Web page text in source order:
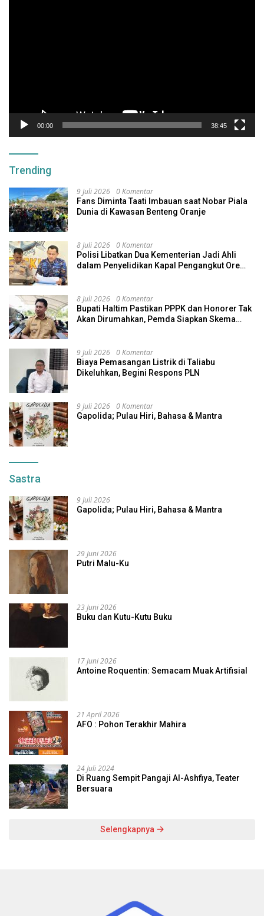
00:00 38:45
Trending
9 Juli 2026 0 Komentar
Fans Diminta Taati Imbauan saat Nobar Piala
Dunia di Kawasan Benteng Oranje
8 Juli 2026 0 Komentar
Polisi Libatkan Dua Kementerian Jadi Ahli
dalam Penyelidikan Kapal Pengangkut Ore
8 Juli 2026 0 Komentar
Bupati Haltim Pastikan PPPK dan Honorer Tak
Akan Dirumahkan, Pemda Siapkan Skema
9 Juli 2026 0 Komentar
Biaya Pemasangan Listrik di Taliabu
Dikeluhkan, Begini Respons PLN
9 Juli 2026 0 Komentar
Gapolida; Pulau Hiri, Bahasa & Mantra
Sastra
9 Juli 2026
Gapolida; Pulau Hiri, Bahasa & Mantra
29 Juni 2026
Putri Malu-Ku
23 Juni 2026
Buku dan Kutu-Kutu Buku
17 Juni 2026
Antoine Roquentin: Semacam Muak Artifisial
21 April 2026
AFO : Pohon Terakhir Mahira
24 Juli 2024
Di Ruang Sempit Pangaji Al-Ashfiya, Teater
Bersuara
Selengkapnya